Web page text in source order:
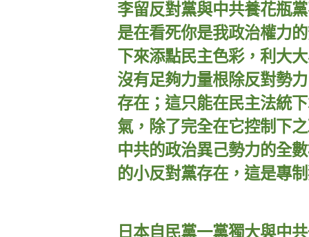
李留反對黨與中共養花瓶
是在看死你是我政治權力
下來添點民主色彩，利大
沒有足夠力量根除反對勢
存在；這只能在民主法統
氣，除了完全在它控制下
中共的政治異己勢力的全
的小反對黨存在，這是專
日本自民黨一黨獨大與中